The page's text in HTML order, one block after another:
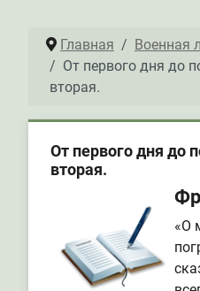
Главная
Военная
От первого дня до
вторая.
От первого дня до
вторая.
«О